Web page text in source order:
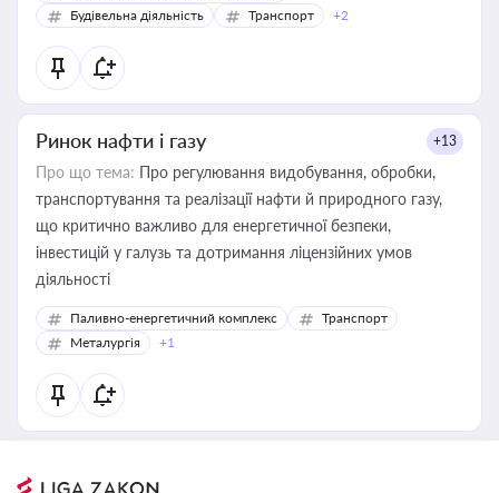
Будівельна діяльність
Транспорт +2
Ринок нафти і газу +13
Про що тема: Про регулювання видобування, обробки,
транспортування та реалізації нафти й природного газу,
що критично важливо для енергетичної безпеки,
інвестицій у галузь та дотримання ліцензійних умов
діяльності
Паливно-енергетичний комплекс
Транспорт
Металургія
+1